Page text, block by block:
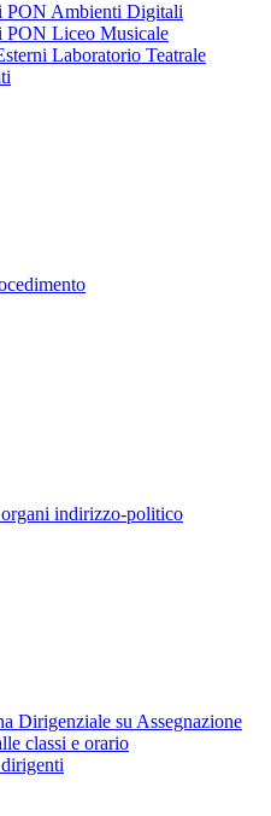
PON Ambienti Digitali
PON Liceo Musicale
Laboratorio Teatrale
indirizzo-politico
Dirigenziale su Assegnazione
classi e orario